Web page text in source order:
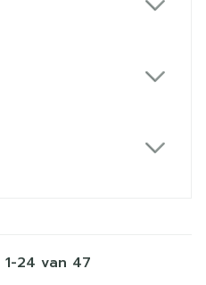
1-24 van 47